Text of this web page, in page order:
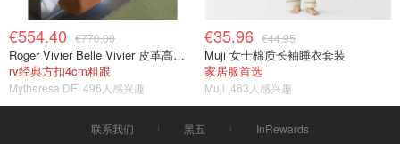
€554.40 €770.00
Roger Vivier Belle Vivier 皮革高跟鞋
rv经典方扣4cm粗跟
Mytheresa DE 496人感兴趣
€35.96 €44.95
Muji 女士棉质长袖睡衣套装
家居服首选
Muji 463人感兴趣
联系我们 黑五
InRewards